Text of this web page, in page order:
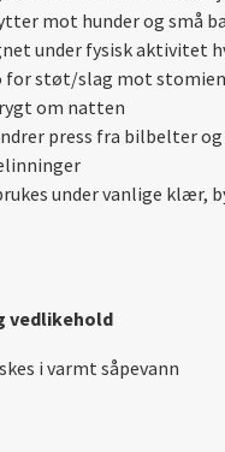
mot hunder og små
under fysisk aktivitet
for støt/slag mot stomien
om natten
press fra bilbelter og
under vanlige klær,
vedlikehold
i varmt såpevann